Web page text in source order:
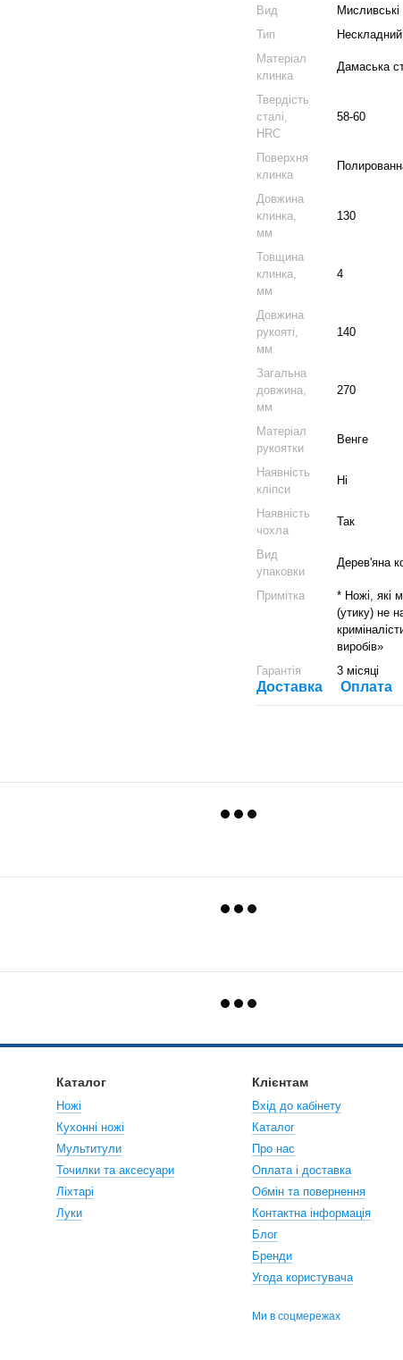
Вид
Мисливські
Тип
Нескладний
Матеріал
клинка
Дамаська
Твердість
сталі,
HRC
58-60
Поверхня
клинка
Довжина
клинка,
мм
130
Товщина
клинка,
мм
4
Довжина
рукояті,
мм
140
Загальна
довжина,
мм
270
Матеріал
рукоятки
Венге
Наявність
кліпси
Ні
Наявність
чохла
Так
Вид
упаковки
Дерев'яна
Примітка
* Ножі, які
(утику) не
виробів»
Гарантія
3 місяці
Доставка Оплата
Каталог
Ножі
Кухонні ножі
Мультитули
Точилки та аксесуари
Ліхтарі
Луки
Клієнтам
Вхід до кабінету
Каталог
Про нас
Оплата і доставка
Обмін та повернення
Контактна інформація
Блог
Бренди
Угода користувача
Ми в соцмережах